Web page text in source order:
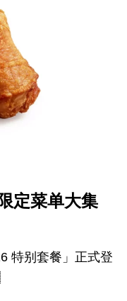
定菜单大集
特别套餐」正式登